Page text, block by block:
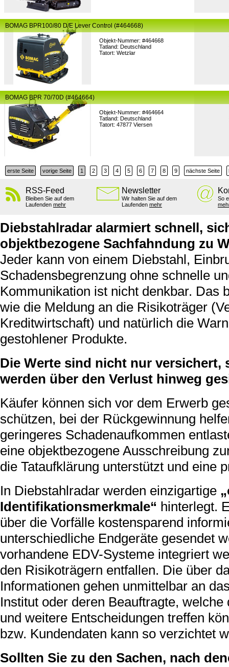
Objekt-Nummer: #464668
Tatland: Deutschland
Tatort: Wetzlar
BOMAG BPR100/80 D/E Lever Control (#464668)
Objekt-Nummer: #464664
Tatland: Deutschland
Tatort: 47877 Viersen
BOMAG BPR 70/70D (#464664)
erste Seite vorige Seite 1 2 3 4 5 6 7 8 9 nächste Seite
RSS-Feed
Bleiben Sie auf dem
Laufenden mehr
Newsletter
Wir halten Sie auf dem
Laufenden mehr
So
Diebstahlradar alarmiert schnell,
objektbezogene Sachfahndung zu
Jeder kann von einem Diebstahl,
Schadensbegrenzung ohne schnelle
Kommunikation ist nicht denkbar. Das
wie die Meldung an die Risikoträger
Kreditwirtschaft) und natürlich die
gestohlener Produkte.
Die Werte sind nicht nur
werden über den Verlust hinweg
Käufer können sich vor dem Erwerb
schützen, bei der Rückgewinnung
geringeres Schadenaufkommen
eine objektbezogene Ausschreibung
die Tataufklärung unterstützt und eine
In Diebstahlradar werden einzigartige
Identifikationsmerkmale“ hinterlegt.
über die Vorfälle kostensparend
unterschiedliche Endgeräte gesendet
vorhandene EDV-Systeme integriert
den Risikoträgern entfallen. Die über
Informationen gehen unmittelbar an
Institut oder deren Beauftragte,
und weitere Entscheidungen treffen
bzw. Kundendaten kann so verzichtet
Sollten Sie zu den Sachen, nach